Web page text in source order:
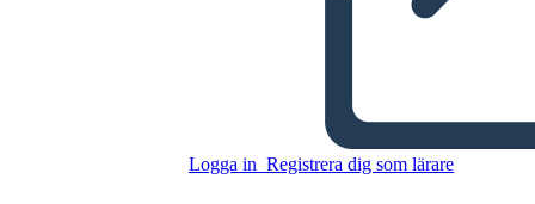
Logga in Registrera dig som lärare
de Pandora